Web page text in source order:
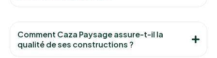
Comment Caza Paysage assure-t-il la
qualité de ses constructions ?